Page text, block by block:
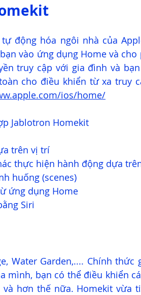
động hóa ngôi nhà của
vào ứng dụng Home và
truy cập với gia đình và
cho điều khiển từ xa truy
ios/home/
Jablotron Homekit
trên vị trí
thực hiện hành động dựa
huống (scenes)
ứng dụng Home
Siri
Water Garden,.... Chính
mình, bạn có thể điều khiển
hơn thế nữa. Homekit vừa